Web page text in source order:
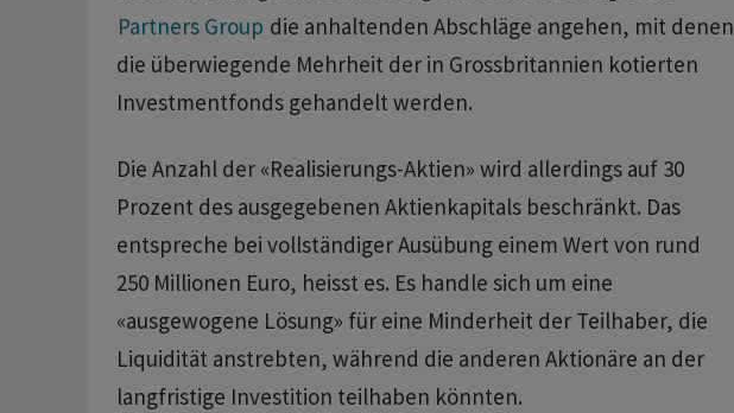
Partners Group die anhaltenden Abschläge angehen, mit denen
die überwiegende Mehrheit der in Grossbritannien kotierten
Investmentfonds gehandelt werden.
Die Anzahl der «Realisierungs-Aktien» wird allerdings auf 30
Prozent des ausgegebenen Aktienkapitals beschränkt. Das
entspreche bei vollständiger Ausübung einem Wert von rund
250 Millionen Euro, heisst es. Es handle sich um eine
«ausgewogene Lösung» für eine Minderheit der Teilhaber, die
Liquidität anstrebten, während die anderen Aktionäre an der
langfristige Investition teilhaben könnten.